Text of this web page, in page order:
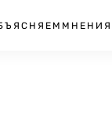
МНЕНИЯ